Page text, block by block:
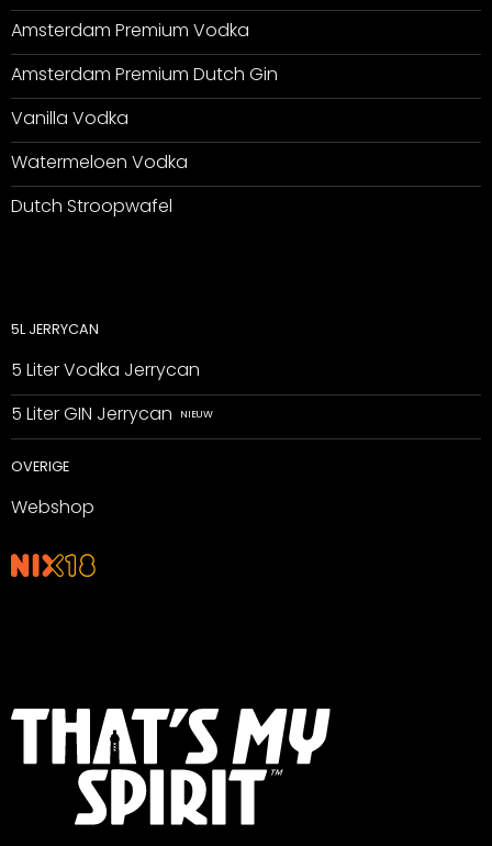
Amsterdam Premium Vodka
Amsterdam Premium Dutch Gin
Vanilla Vodka
Watermeloen Vodka
Dutch Stroopwafel
5L JERRYCAN
5 Liter Vodka Jerrycan
5 Liter GIN Jerrycan
OVERIGE
Webshop